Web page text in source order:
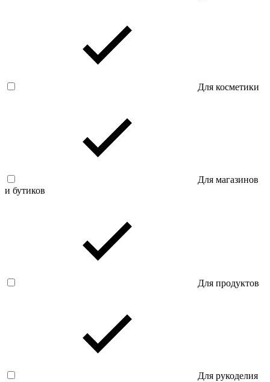
Для косметики
Для магазинов
и бутиков
Для продуктов
Для рукоделия